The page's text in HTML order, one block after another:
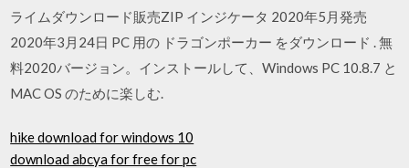
ライムダウンロード販売ZIP インジケータ 2020年5月発売
2020年3月24日 PC 用の ドラゴンポーカー をダウンロード . 無
料2020バージョン。インストールして、Windows PC 10.8.7 と
MAC OS のために楽しむ.
hike download for windows 10
download abcya for free for pc